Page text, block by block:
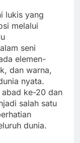
lukis yang
melalui
seni
elemen-
dan warna,
nyata.
ke-20 dan
salah satu
dunia.